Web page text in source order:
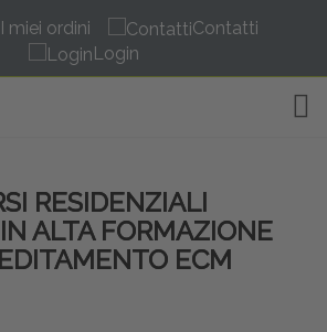
I miei ordini
Contatti
Login
RESIDENZIALI
ALTA FORMAZIONE
ECM